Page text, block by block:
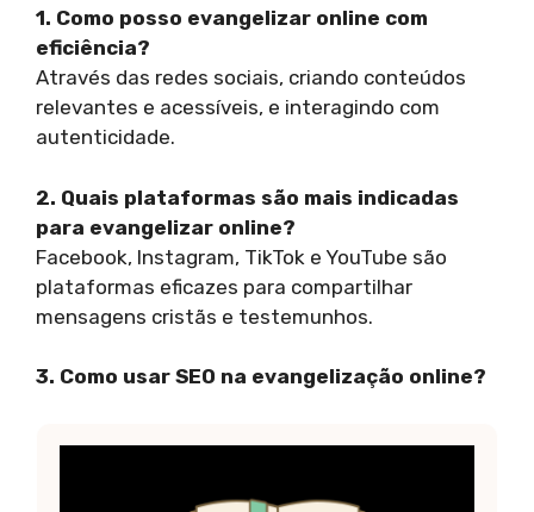
1. Como posso evangelizar online com
eficiência?
Através das redes sociais, criando conteúdos
relevantes e acessíveis, e interagindo com
autenticidade.
2. Quais plataformas são mais indicadas
para evangelizar online?
Facebook, Instagram, TikTok e YouTube são
plataformas eficazes para compartilhar
mensagens cristãs e testemunhos.
3. Como usar SEO na evangelização online?